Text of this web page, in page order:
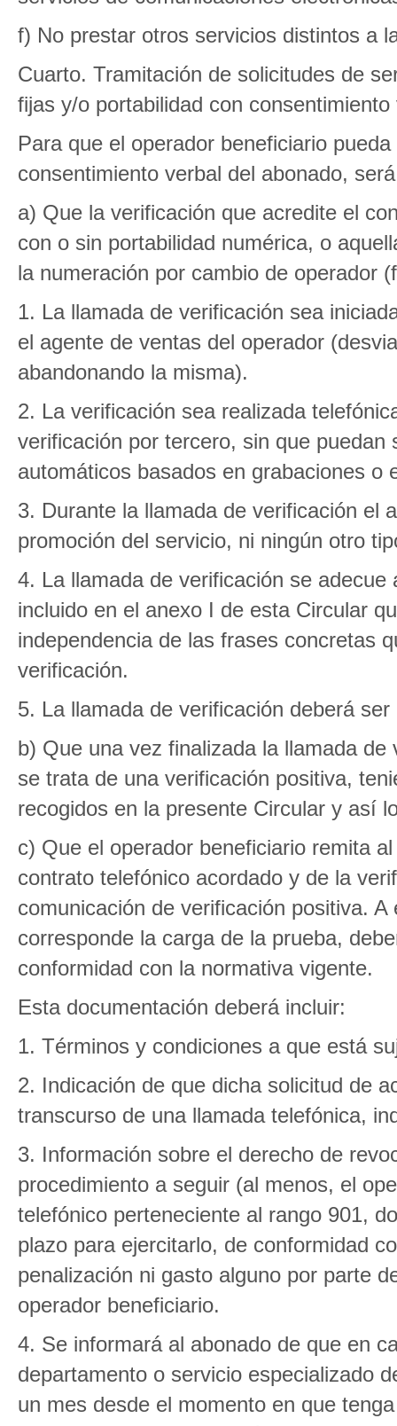
f) No prestar otros servicios distintos a
Cuarto. Tramitación de solicitudes de
fijas y/o portabilidad con consentimiento
Para que el operador beneficiario
consentimiento verbal del abonado,
a) Que la verificación que acredite el
con o sin portabilidad numérica, o
la numeración por cambio de operador
1. La llamada de verificación sea
el agente de ventas del operador
abandonando la misma).
2. La verificación sea realizada
verificación por tercero, sin que
automáticos basados en grabaciones
3. Durante la llamada de verificación el
promoción del servicio, ni ningún otro
4. La llamada de verificación se
incluido en el anexo I de esta Circular
independencia de las frases concretas
verificación.
5. La llamada de verificación deberá
b) Que una vez finalizada la llamada
se trata de una verificación positiva,
recogidos en la presente Circular y así
c) Que el operador beneficiario remita
contrato telefónico acordado y de la
comunicación de verificación positiva.
corresponde la carga de la prueba,
conformidad con la normativa vigente.
Esta documentación deberá incluir:
1. Términos y condiciones a que está
2. Indicación de que dicha solicitud de
transcurso de una llamada telefónica,
3. Información sobre el derecho de
procedimiento a seguir (al menos, el
telefónico perteneciente al rango 901,
plazo para ejercitarlo, de conformidad
penalización ni gasto alguno por parte
operador beneficiario.
4. Se informará al abonado de que en
departamento o servicio especializado
un mes desde el momento en que